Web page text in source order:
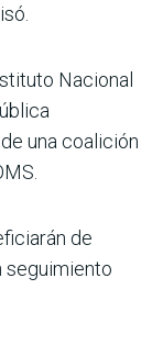
Nacional
una coalición
de
seguimiento